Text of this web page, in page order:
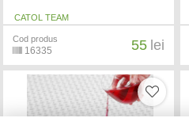
CATOL TEAM
Cod produs
16335 55 lei